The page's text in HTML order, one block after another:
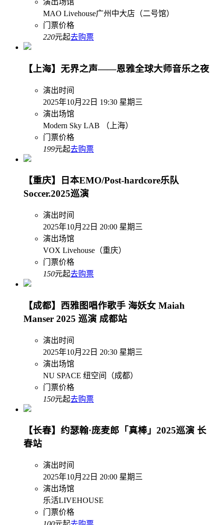
演出场馆
MAO Livehouse广州中大店（二号馆）
门票价格
220元起去购票
【上海】无界之声——恩雅全球大师音乐之夜
演出时间
2025年10月22日 19:30 星期三
演出场馆
Modern Sky LAB （上海）
门票价格
199元起去购票
【重庆】日本EMO/Post-hardcore乐队
Soccer.2025巡演
演出时间
2025年10月22日 20:00 星期三
演出场馆
VOX Livehouse（重庆）
门票价格
150元起去购票
【成都】西雅图唱作歌手 海妖女 Maiah
Manser 2025 巡演 成都站
演出时间
2025年10月22日 20:30 星期三
演出场馆
NU SPACE 纽空间（成都）
门票价格
150元起去购票
【长春】约瑟翰·庞麦郎「真棒」2025巡演 长
春站
演出时间
2025年10月22日 20:00 星期三
演出场馆
乐活LIVEHOUSE
门票价格